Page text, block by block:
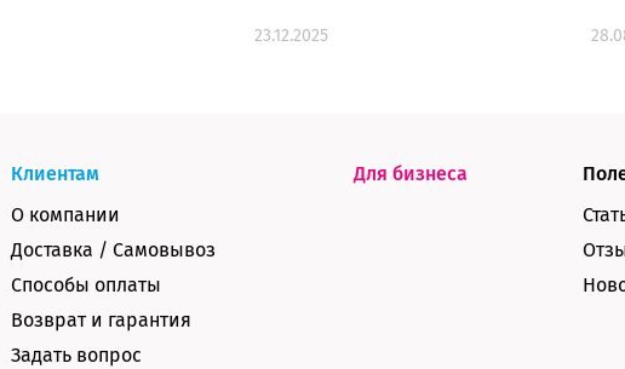
23.12.2025
Клиентам
О компании
Доставка / Самовывоз
Способы оплаты
Возврат и гарантия
Задать вопрос
Для бизнеса